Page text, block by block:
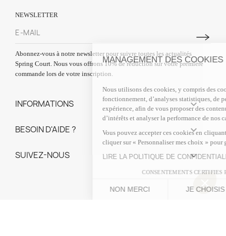
NEWSLETTER
Abonnez-vous à notre newsletter pour suivre toutes les actualités
Spring Court. Nous vous offrons 10% de réduction sur votre première
commande lors de votre inscription.
INFORMATIONS 
BESOIN D'AIDE ? 
SUIVEZ-NOUS 
MANAGEMENT DES COOKIES
Nous utilisons des cookies, y compris des cookies tiers, à des fins de
fonctionnement, d’analyses statistiques, de personnalisation de votre
expérience, afin de vous proposer des contenus ciblés adaptés à vos
d’intérêts et analyser la performance de nos campagnes publicitaires.
Vous pouvez accepter ces cookies en cliquant sur « Accepter tout »
cliquer sur « Personnaliser mes choix » pour gérer vos préférences.
LIRE LA POLITIQUE DE CONFIDENTIALITE
CONSENTEMENTS CERTIFIES PAR
JE CHOISIS OK